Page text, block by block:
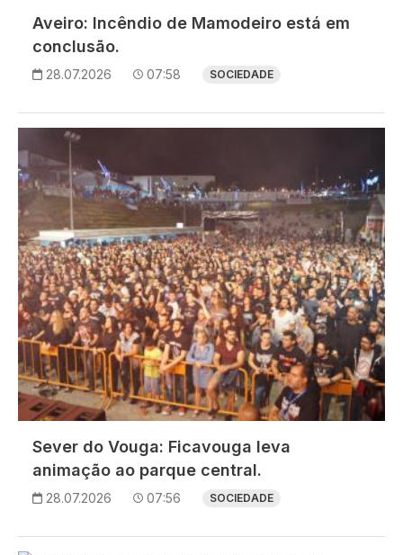
Aveiro: Incêndio de Mamodeiro está em
conclusão.
28.07.2026 07:58 SOCIEDADE
Imagem
Sever do Vouga: Ficavouga leva
animação ao parque central.
28.07.2026 07:56 SOCIEDADE